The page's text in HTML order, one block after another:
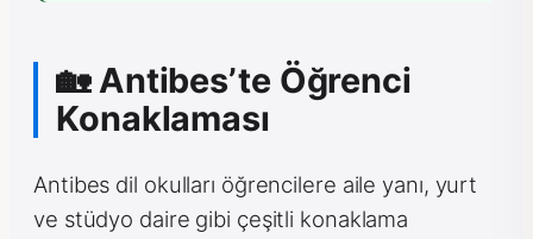
🏡 Antibes’te Öğrenci
Konaklaması
Antibes dil okulları öğrencilere aile yanı, yurt
ve stüdyo daire gibi çeşitli konaklama